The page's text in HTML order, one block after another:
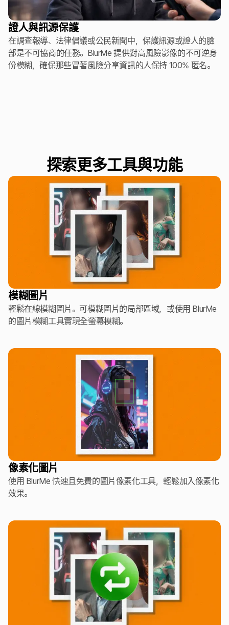
證人與訊源保護
在調查報導、法律倡議或公民新聞中，保護訊源或證人的臉
部是不可協商的任務。BlurMe 提供對高風險影像的不可逆身
份模糊，確保那些冒著風險分享資訊的人保持 100% 匿名。
探索更多工具與功能
模糊圖片
輕鬆在線模糊圖片。可模糊圖片的局部區域，或使用 BlurMe
的圖片模糊工具實現全螢幕模糊。
像素化圖片
使用 BlurMe 快速且免費的圖片像素化工具，輕鬆加入像素化
效果。